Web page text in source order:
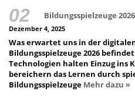
Bildungsspielzeuge 2026
Dezember 4, 2025
Was erwartet uns in der
Bildungsspielzeuge 2026
Technologien halten Einzug ins
bereichern das Lernen durch
Bildungsspielzeuge Mehr dazu »